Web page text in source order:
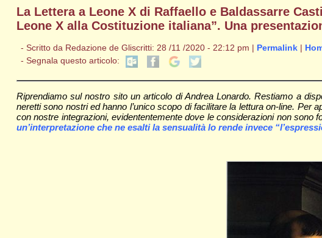
La Lettera a Leone X di Raffaello e Baldassarre
Leone X alla Costituzione italiana”. Una
- Scritto da Redazione de Gliscritti: 28 /11 /2020 - 22:12 pm | Permalink|
- Segnala questo articolo:
Riprendiamo sul nostro sito un articolo di Andrea Lonardo. Restiamo a
neretti sono nostri ed hanno l’unico scopo di facilitare la lettura on-line. Per
con nostre integrazioni, evidententemente dove le considerazioni non sono
un’interpretazione che ne esalti la sensualità lo rende invece